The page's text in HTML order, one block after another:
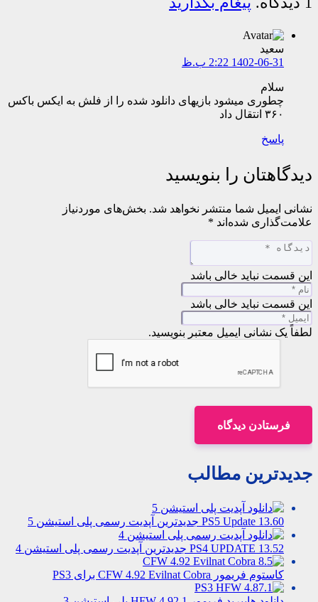
سعید
1402-06-31 2:22 ب.ظ
سلام
چطوری میشود بازیهای دانلود شده را از فلش به ایکس باکس
۳۶۰ انتقال داد
پاسخ
دیدگاهتان را بنویسید
نشانی ایمیل شما منتشر نخواهد شد. بخش‌های موردنیاز
علامت‌گذاری شده‌اند *
این قسمت نباید خالی باشد
این قسمت نباید خالی باشد
لطفاً یک نشانی ایمیل معتبر بنویسید.
فرستادن دیدگاه
جدیدترین مطالب
PS5 Update 13.60 جدیدترین آپدیت رسمی پلی استیشن 5
PS4 UPDATE 13.52 جدیدترین آپدیت رسمی پلی استیشن 4
کاستوم فریمور CFW 4.92 Evilnat Cobra برای PS3